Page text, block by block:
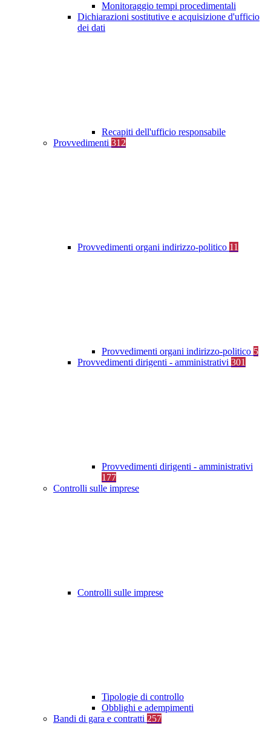
Monitoraggio tempi procedimentali
Dichiarazioni sostitutive e acquisizione d'ufficio
dei dati
Recapiti dell'ufficio responsabile
Provvedimenti 312
Provvedimenti organi indirizzo-politico 11
Provvedimenti organi indirizzo-politico 5
Provvedimenti dirigenti - amministrativi 301
Provvedimenti dirigenti - amministrativi
177
Controlli sulle imprese
Controlli sulle imprese
Tipologie di controllo
Obblighi e adempimenti
Bandi di gara e contratti 257